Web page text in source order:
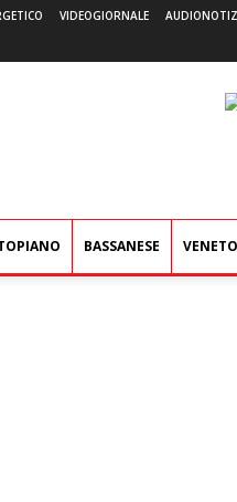
VIDEOGIORNALE
BASSANESE VENETO